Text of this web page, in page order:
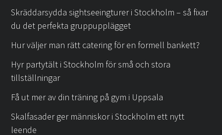
Skräddarsydda sightseeingturer i Stockholm – så fixar
du det perfekta gruppupplägget
Hur väljer man rätt catering för en formell bankett?
Hyr partytält i Stockholm för små och stora
tillställningar
Få ut mer av din träning på gym i Uppsala
Skalfasader ger människor i Stockholm ett nytt
leende